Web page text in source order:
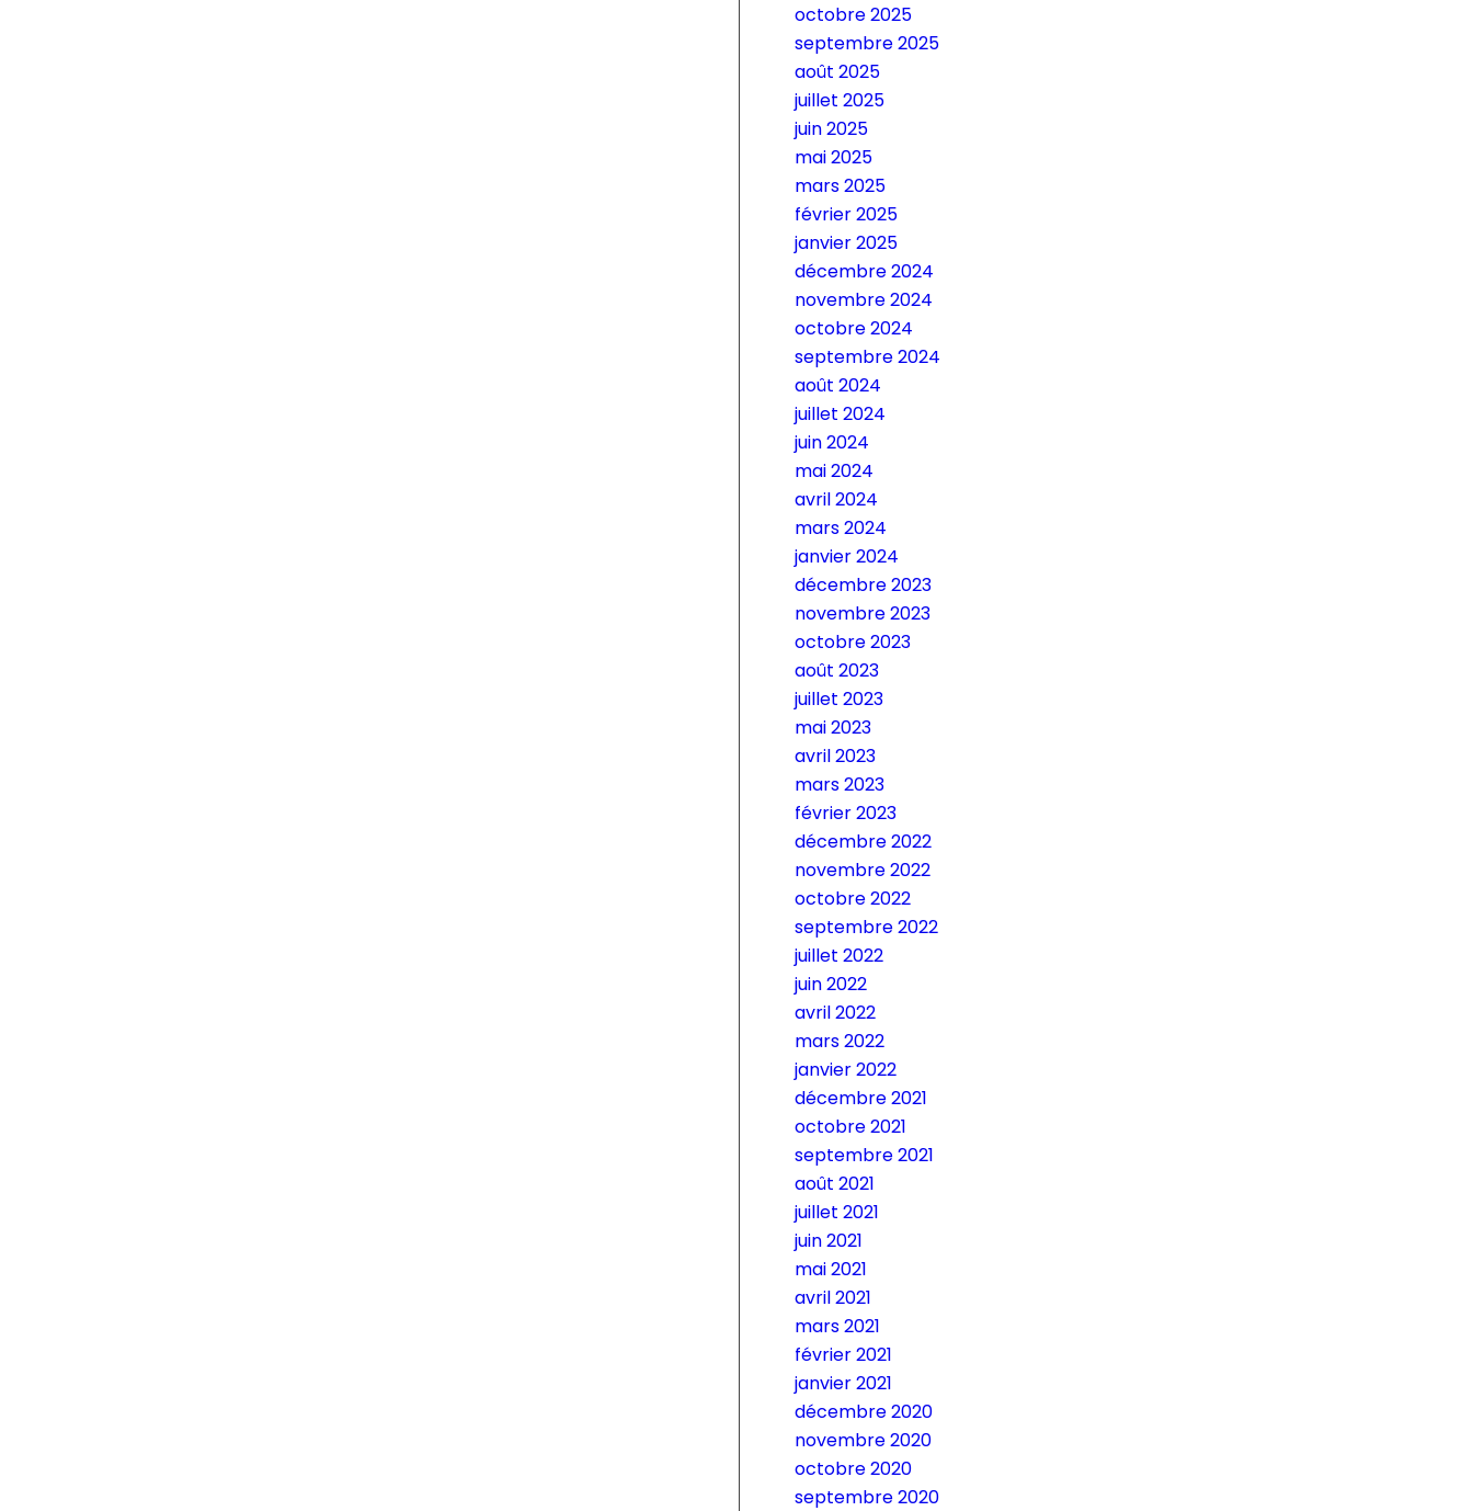
octobre 2025
septembre 2025
août 2025
juillet 2025
juin 2025
mai 2025
mars 2025
février 2025
janvier 2025
décembre 2024
novembre 2024
octobre 2024
septembre 2024
août 2024
juillet 2024
juin 2024
mai 2024
avril 2024
mars 2024
janvier 2024
décembre 2023
novembre 2023
octobre 2023
août 2023
juillet 2023
mai 2023
avril 2023
mars 2023
février 2023
décembre 2022
novembre 2022
octobre 2022
septembre 2022
juillet 2022
juin 2022
avril 2022
mars 2022
janvier 2022
décembre 2021
octobre 2021
septembre 2021
août 2021
juillet 2021
juin 2021
mai 2021
avril 2021
mars 2021
février 2021
janvier 2021
décembre 2020
novembre 2020
octobre 2020
septembre 2020